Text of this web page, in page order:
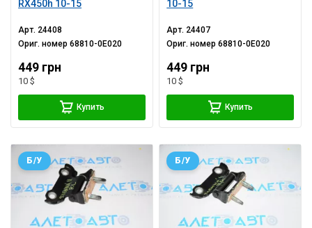
RX450h 10-15
Арт. 24408
Ориг. номер68810-0E020
449 грн
10 $
Купить
10-15
Арт. 24407
Ориг. номер68810-0E020
449 грн
10 $
Купить
Б/У Б/У